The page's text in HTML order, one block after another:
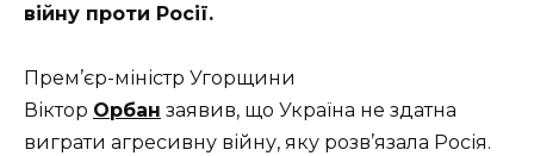
війну проти Росії.
Прем’єр-міністр Угорщини
Віктор Орбан заявив, що Україна не здатна
виграти агресивну війну, яку розв’язала Росія.